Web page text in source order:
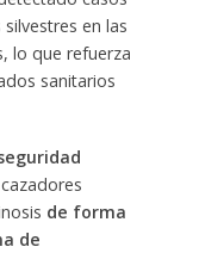
en las
lo que refuerza
sanitarios
de forma
de